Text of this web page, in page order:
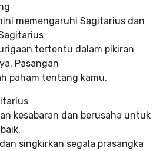
memengaruhi Sagitarius dan
tertentu dalam pikiran
Pasangan
paham tentang kamu.
kesabaran dan berusaha untuk
singkirkan segala prasangka